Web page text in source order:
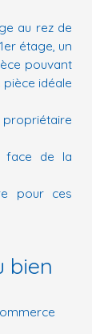
au rez de
étage, un
pouvant
idéale
face de la
pour ces
bien